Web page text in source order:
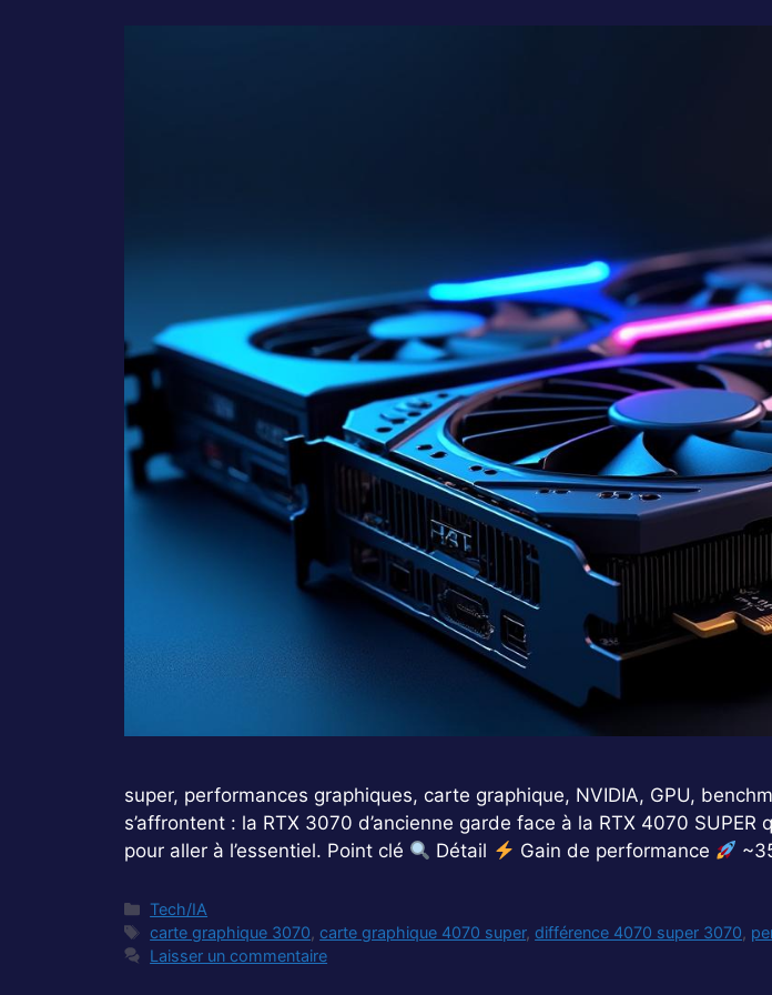
super, performances graphiques, carte graphique, NVIDIA, GPU,
s’affrontent : la RTX 3070 d’ancienne garde face à la RTX 4070
pour aller à l’essentiel. Point clé
Détail Gain de performance
Catégories
Tech/IA
Étiquettes
carte graphique 3070,carte graphique 4070 super,différence 4070 super 3070,
Laisser un commentaire